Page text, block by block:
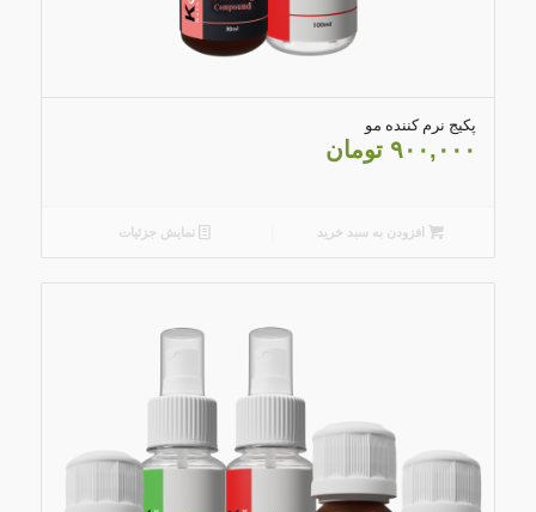
5.00
پکیج نرم کننده مو
۹۰۰,۰۰۰ تومان
افزودن به سبد خرید نمایش جزئیات